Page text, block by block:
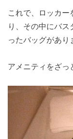
これで、ロッカー
り、その中にバス
ったバッグがあり
アメニティをざっ